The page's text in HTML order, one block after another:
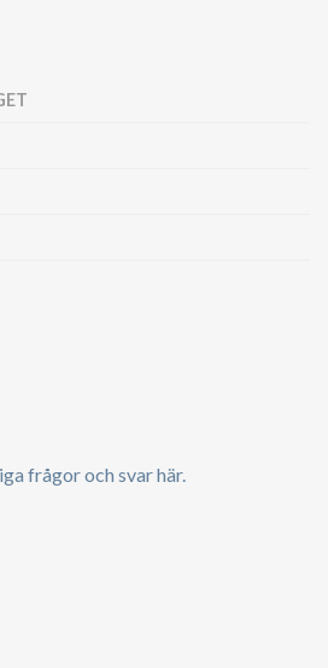
frågor och svar här.